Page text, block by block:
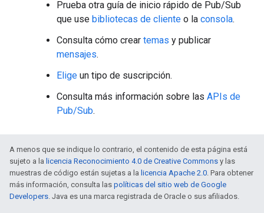
Prueba otra guía de inicio rápido de Pub/Sub
que use bibliotecas de cliente o la consola.
Consulta cómo crear temas y publicar
mensajes.
Elige un tipo de suscripción.
Consulta más información sobre las APIs de
Pub/Sub.
A menos que se indique lo contrario, el contenido de esta página está
sujeto a la licencia Reconocimiento 4.0 de Creative Commons y las
muestras de código están sujetas a la licencia Apache 2.0. Para obtener
más información, consulta las políticas del sitio web de Google
Developers. Java es una marca registrada de Oracle o sus afiliados.